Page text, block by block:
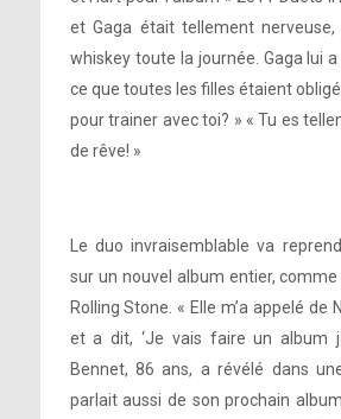
et Gaga était tellement nerveuse,
whiskey toute la journée. Gaga lui
ce que toutes les filles étaient
pour trainer avec toi? » « Tu es
de rêve! »
Le duo invraisemblable va
sur un nouvel album entier, comme
Rolling Stone. « Elle m’a appelé de
et a dit, ‘Je vais faire un album
Bennet, 86 ans, a révélé dans
parlait aussi de son prochain